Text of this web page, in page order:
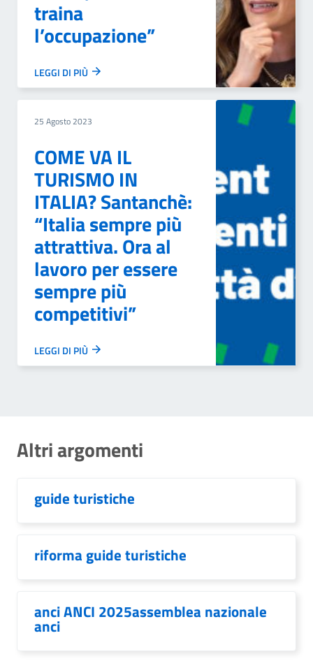
traina
l’occupazione”
LEGGI DI PIÙ
25 Agosto 2023
COME VA IL
TURISMO IN
ITALIA? Santanchè:
“Italia sempre più
attrattiva. Ora al
lavoro per essere
sempre più
competitivi”
LEGGI DI PIÙ
Altri argomenti
guide turistiche
riforma guide turistiche
anci ANCI 2025assemblea nazionale
anci